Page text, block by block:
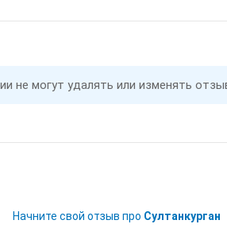
не могут удалять или изменять
Начните свой отзыв про Султанкурган